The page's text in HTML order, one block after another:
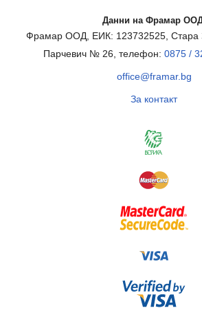
Данни на Фрамар
Фрамар ООД, ЕИК: 123732525, Стара
Парчевич № 26, телефон: 0875 /
office@framar.bg
За контакт